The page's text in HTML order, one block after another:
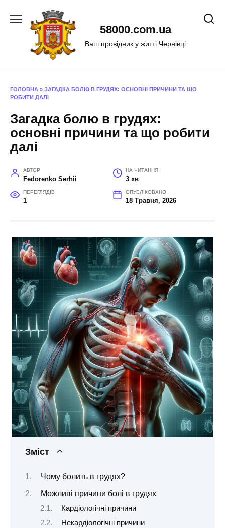
58000.com.ua
Ваш провідник у житті Чернівці
ГОЛОВНА » ЗАГАДКА БОЛЮ В ГРУДЯХ: ОСНОВНІ ПРИЧИНИ ТА ЩО
РОБИТИ ДАЛІ
Загадка болю в грудях:
основні причини та що робити
далі
АВТОР
Fedorenko Serhii
НА ЧИТАННЯ
3 хв
ПЕРЕГЛЯДІВ
1
ОПУБЛІКОВАНО
18 Травня, 2026
Зміст
Чому болить в грудях?
Можливі причини болі в грудях
Кардіологічні причини
Некардіологічні причини